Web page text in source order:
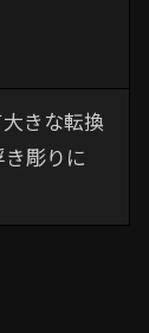
きな転換
彫りに